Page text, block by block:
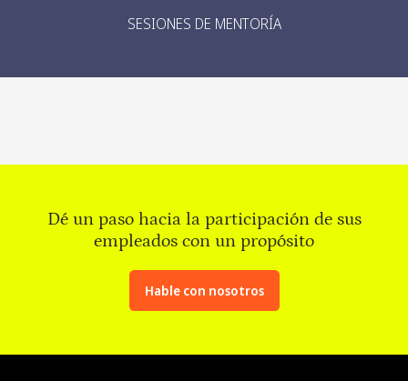
SESIONES DE MENTORÍA
Dé un paso hacia la participación de sus
empleados con un propósito
Hable con nosotros